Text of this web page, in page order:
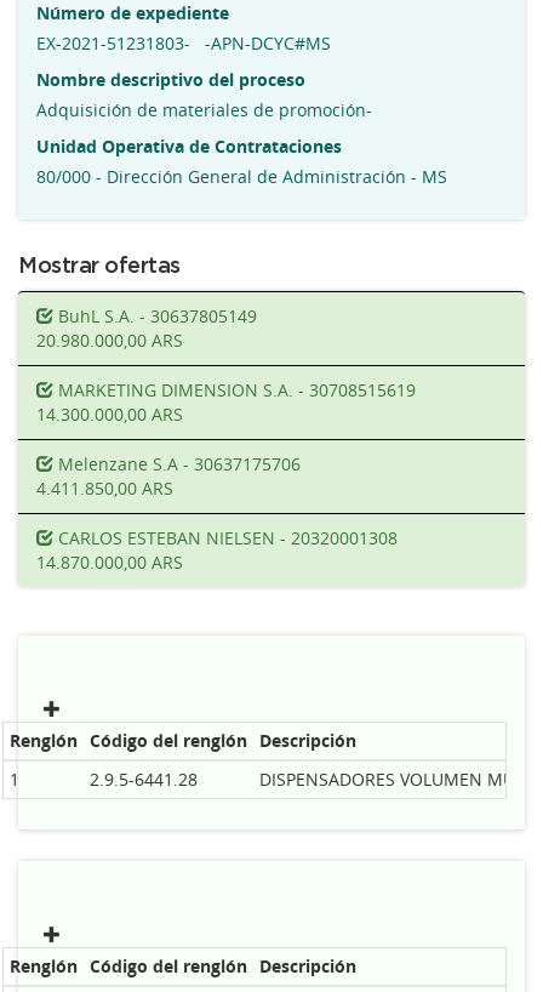
Número de expediente
EX-2021-51231803- -APN-DCYC#MS
Nombre descriptivo del proceso
Adquisición de materiales de promoción-
Unidad Operativa de Contrataciones
80/000 - Dirección General de Administración - MS
Mostrar ofertas
BuhL S.A. - 30637805149
20.980.000,00 ARS
MARKETING DIMENSION S.A. - 30708515619
14.300.000,00 ARS
Melenzane S.A - 30637175706
4.411.850,00 ARS
CARLOS ESTEBAN NIELSEN - 20320001308
14.870.000,00 ARS
Renglón Código del renglón Descripción
1
2.9.5-6441.28 DISPENSADORES VOLUMEN
Renglón Código del renglón Descripción